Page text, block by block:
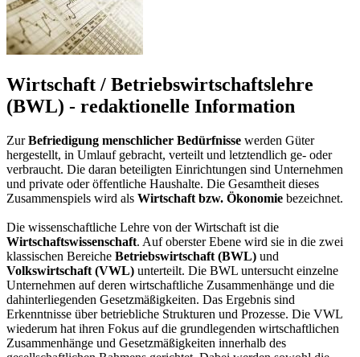
Wirtschaft / Betriebswirtschaftslehre
(BWL) - redaktionelle Information
ZurBefriedigung menschlicher Bedürfnisse werden Güter
hergestellt, in Umlauf gebracht, verteilt und letztendlich ge- oder
verbraucht. Die daran beteiligten Einrichtungen sind Unternehmen
und private oder öffentliche Haushalte. Die Gesamtheit dieses
Zusammenspiels wird als Wirtschaft bzw. Ökonomie bezeichnet.
Die wissenschaftliche Lehre von der Wirtschaft ist die
Wirtschaftswissenschaft. Auf oberster Ebene wird sie in die zwei
klassischen Bereiche Betriebswirtschaft (BWL) und
Volkswirtschaft (VWL) unterteilt. Die BWL untersucht einzelne
Unternehmen auf deren wirtschaftliche Zusammenhänge und die
dahinterliegenden Gesetzmäßigkeiten. Das Ergebnis sind
Erkenntnisse über betriebliche Strukturen und Prozesse. Die VWL
wiederum hat ihren Fokus auf die grundlegenden wirtschaftlichen
Zusammenhänge und Gesetzmäßigkeiten innerhalb des